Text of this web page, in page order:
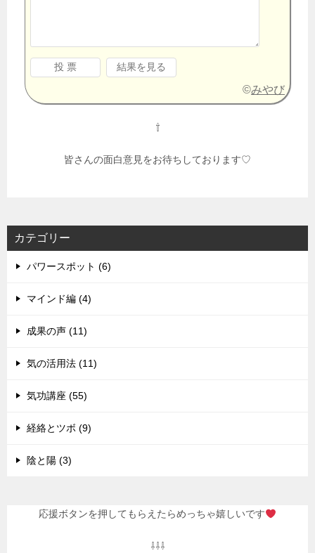
©みやび
⇧
皆さんの面白意見をお待ちしております♡
カテゴリー
パワースポット (6)
マインド編 (4)
成果の声 (11)
気の活用法 (11)
気功講座 (55)
経絡とツボ (9)
陰と陽 (3)
応援ボタンを押してもらえたらめっちゃ嬉しいです
⇩⇩⇩